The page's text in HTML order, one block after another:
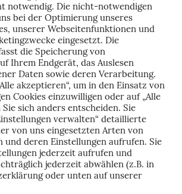
less obvious and broaden the range of
evolving states; what is becoming
is?
and relationships that give
natural movement to the new form
notwendig. Die nicht-notwendigen
bei der Optimierung unseres
unserer Webseitenfunktionen und
eingesetzt. Die
die Speicherung von
Ihrem Endgerät, das Auslesen
Daten sowie deren Verarbeitung.
akzeptieren“, um in den Einsatz von
Cookies einzuwilligen oder auf „Alle
Sie sich anders entscheiden. Sie
verwalten“ detaillierte
von uns eingesetzten Arten von
und deren Einstellungen aufrufen. Sie
jederzeit aufrufen und
jederzeit abwählen (z.B. in
oder unten auf unserer